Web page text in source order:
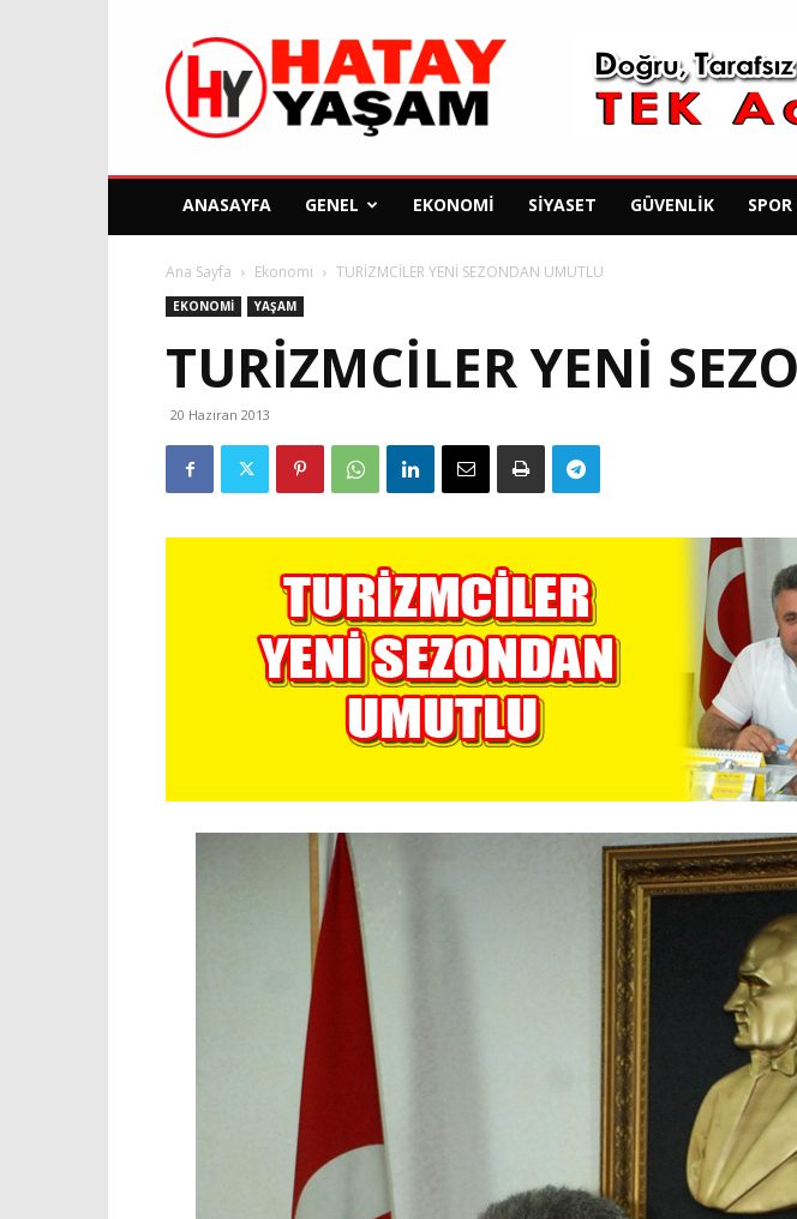
Hatay
Yaşam
Gazetesi
ANASAYFA GENEL EKONOMI SIYASET GÜVENLIK SPOR
Ana Sayfa Ekonomi TURİZMCİLER YENİ SEZONDAN UMUTLU
EKONOMI YAŞAM
TURİZMCİLER YENİ
20 Haziran 2013